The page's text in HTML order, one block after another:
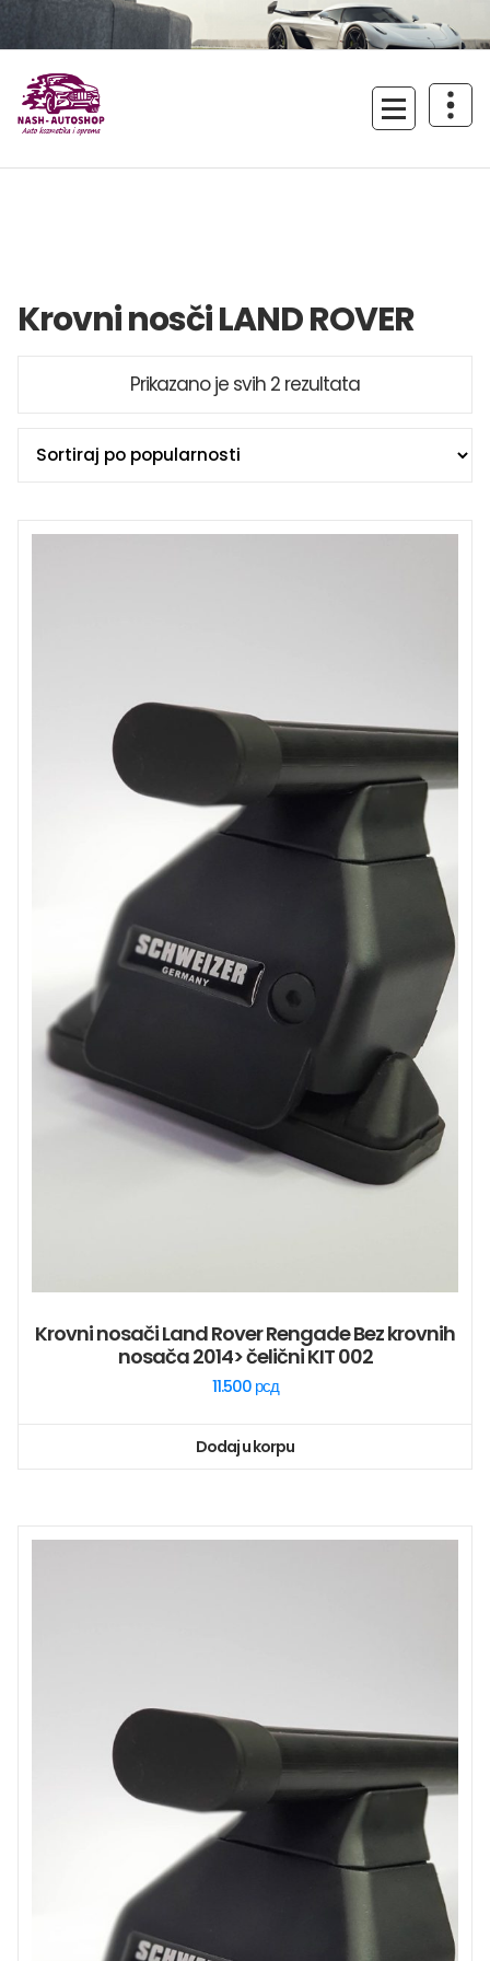
Skoči
sadržaj
Krovni nosči LAND ROVER
Prikazano je svih 2 rezultataSortirano
Krovni nosači Land Rover Rengade Bez krovnih
nosača 2014> čelični KIT 002
11.500 рсд
Dodaj u korpu